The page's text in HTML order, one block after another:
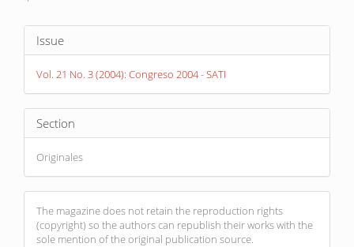
Article
Details
Issue
Vol. 21 No. 3 (2004): Congreso 2004 - SATI
Section
Originales
The magazine does not retain the reproduction rights
(copyright) so the authors can republish their works with the
sole mention of the original publication source.